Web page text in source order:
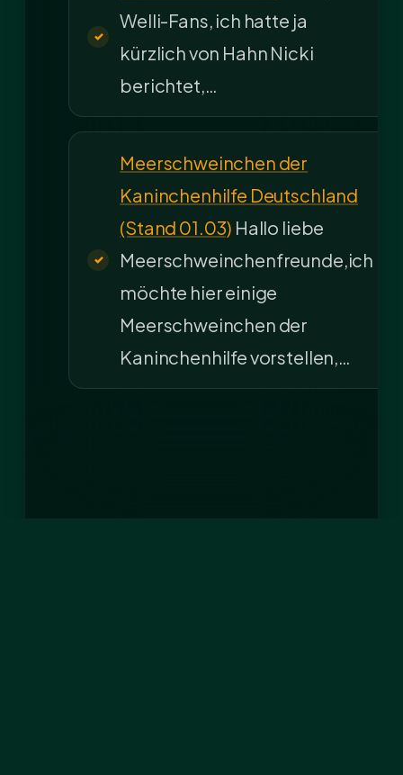
Welli-Fans, ich hatte ja
kürzlich von Hahn Nicki
berichtet,…
Meerschweinchen der
Kaninchenhilfe Deutschland
(Stand 01.03) Hallo liebe
Meerschweinchenfreunde,ich
möchte hier einige
Meerschweinchen der
Kaninchenhilfe vorstellen,…